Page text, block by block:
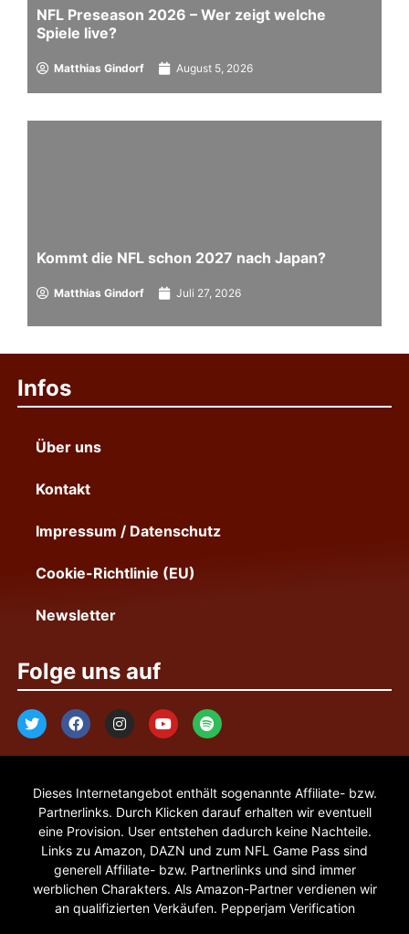
NFL Preseason 2026 – Wer zeigt welche
Spiele live?
Matthias Gindorf August 5, 2026
Kommt die NFL schon 2027 nach Japan?
Matthias Gindorf Juli 27, 2026
Infos
Über uns
Kontakt
Impressum / Datenschutz
Cookie-Richtlinie (EU)
Newsletter
Folge uns auf
Dieses Internetangebot enthält sogenannte Affiliate- bzw.
Partnerlinks. Durch Klicken darauf erhalten wir eventuell
eine Provision. User entstehen dadurch keine Nachteile.
Links zu Amazon, DAZN und zum NFL Game Pass sind
generell Affiliate- bzw. Partnerlinks und sind immer
werblichen Charakters. Als Amazon-Partner verdienen wir
an qualifizierten Verkäufen. Pepperjam Verification